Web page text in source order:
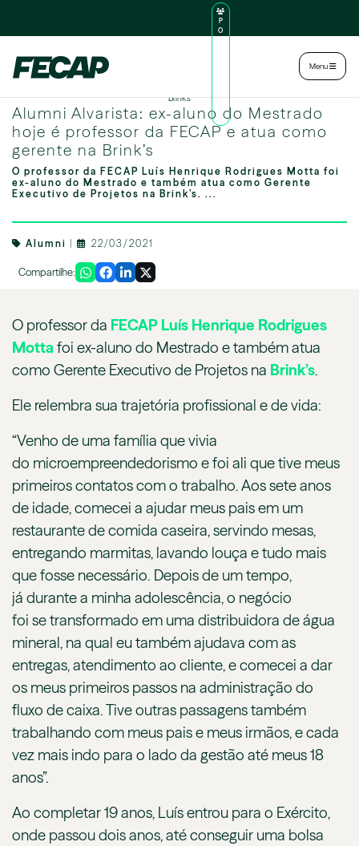
P
O
U
O
Menu
Brink’s
Alumni Alvarista: ex-aluno do Mestrado
hoje é professor da FECAP e atua como
gerente na Brink’s
O professor da FECAP Luís Henrique Rodrigues Motta foi
ex-aluno do Mestrado e também atua como Gerente
Executivo de Projetos na Brink’s. ...
Alumni 22/03/2021
Compartilhe:
O professor da FECAP Luís Henrique Rodrigues
Motta foi ex-aluno do Mestrado e também atua
como Gerente Executivo de Projetos na Brink’s.
Ele relembra sua trajetória profissional e de vida:
“Venho de uma família que vivia
do microempreendedorismo e foi ali que tive meus
primeiros contatos com o trabalho. Aos sete anos
de idade, comecei a ajudar meus pais em um
restaurante de comida caseira, servindo mesas,
entregando marmitas, lavando louça e tudo mais
que fosse necessário. Depois de um tempo,
já durante a minha adolescência, o negócio
foi se transformado em uma distribuidora de água
mineral, na qual eu também ajudava com as
entregas, atendimento ao cliente, e comecei a dar
os meus primeiros passos na administração do
fluxo de caixa. Tive outras passagens também
trabalhando com meus pais e meus irmãos, e cada
vez mais indo para o lado da gestão até meus 18
anos”.
Ao completar 19 anos, Luís entrou para o Exército,
onde passou dois anos, até conseguir uma bolsa